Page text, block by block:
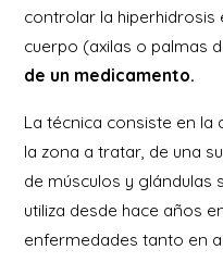
controlar la hiperhidrosis
cuerpo (axilas o palmas
de un medicamento.
La técnica consiste en la
la zona a tratar, de una
de músculos y glándulas
utiliza desde hace años
enfermedades tanto en